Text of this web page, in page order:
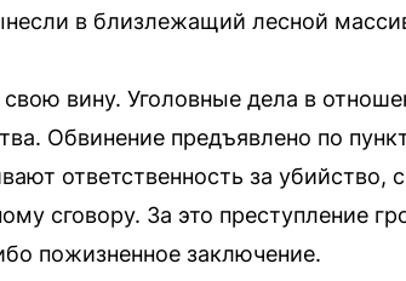
в близлежащий лесной
вину. Уголовные дела в
Обвинение предъявлено по
ответственность за
сговору. За это преступление
пожизненное заключение.